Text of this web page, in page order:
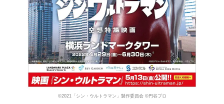
©2021「シン・ウルトラマン」製作委員会 ©円谷プロ